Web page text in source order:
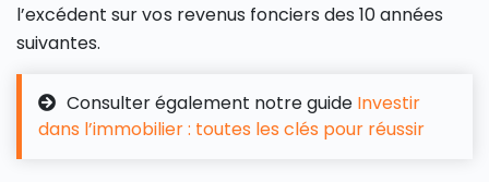
l’excédent sur vos revenus fonciers des 10 années
suivantes.
Consulter également notre guide Investir
dans l’immobilier : toutes les clés pour réussir